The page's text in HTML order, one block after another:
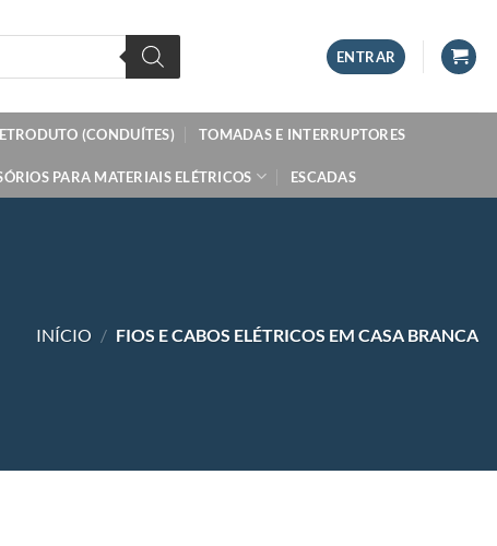
ENTRAR
(CONDUÍTES) TOMADAS E INTERRUPTORES
PARA MATERIAIS ELÉTRICOS ESCADAS
INÍCIO / FIOS E CABOS ELÉTRICOS EM CASA BRANCA